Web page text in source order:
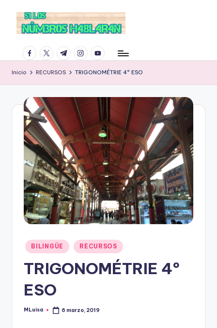
facebook.com
twitter.com
t.me instagram.com
youtube.com
Inicio RECURSOS TRIGONOMÉTRIE 4º ESO
Publicado
en
BILINGÜE RECURSOS
TRIGONOMÉTRIE 4º
ESO
Publicado
MLuisa 6 marzo, 2019